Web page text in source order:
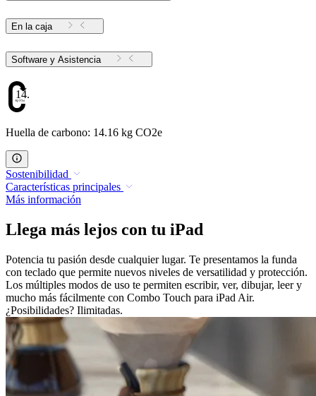
En la caja
Software y Asistencia
14.16
Huella de carbono: 14.16 kg CO2e
Sostenibilidad
Características principales
Más información
Llega más lejos con tu iPad
Potencia tu pasión desde cualquier lugar. Te presentamos la funda
con teclado que permite nuevos niveles de versatilidad y protección.
Los múltiples modos de uso te permiten escribir, ver, dibujar, leer y
mucho más fácilmente con Combo Touch para iPad Air.
¿Posibilidades? Ilimitadas.